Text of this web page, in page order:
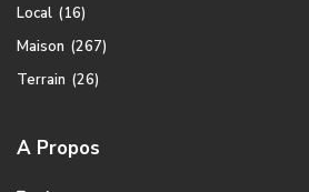
Local (16)
Maison (267)
Terrain (26)
A Propos